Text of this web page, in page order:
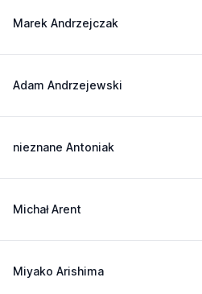
Marek Andrzejczak
Adam Andrzejewski
nieznane Antoniak
Michał Arent
Miyako Arishima